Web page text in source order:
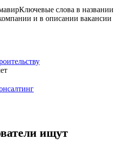
Ключевые слова в названии
и в описании вакансии
ищут